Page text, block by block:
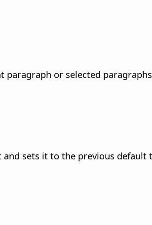
or selected
sets it to the previous default